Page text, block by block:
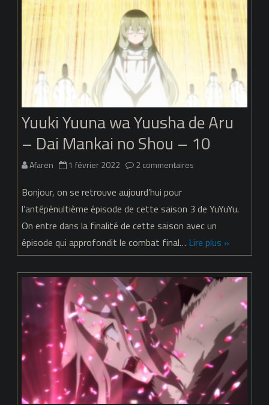
Dai
Mankai
Shou
–
11
Yuuki Yuuna wa Yuusha de Aru
– Dai Mankai no Shou – 10
Afaren 1 février 2022 2 commentaires
Yuuna
wa
Yuusha
Aru
–
Dai
Mankai
no
Shou
Bonjour, on se retrouve aujourd’hui pour
l’antépénultième épisode de cette saison 3 de YuYuYu.
On entre dans la finalité de cette saison avec un
épisode qui approfondit le combat final… Lire plus »